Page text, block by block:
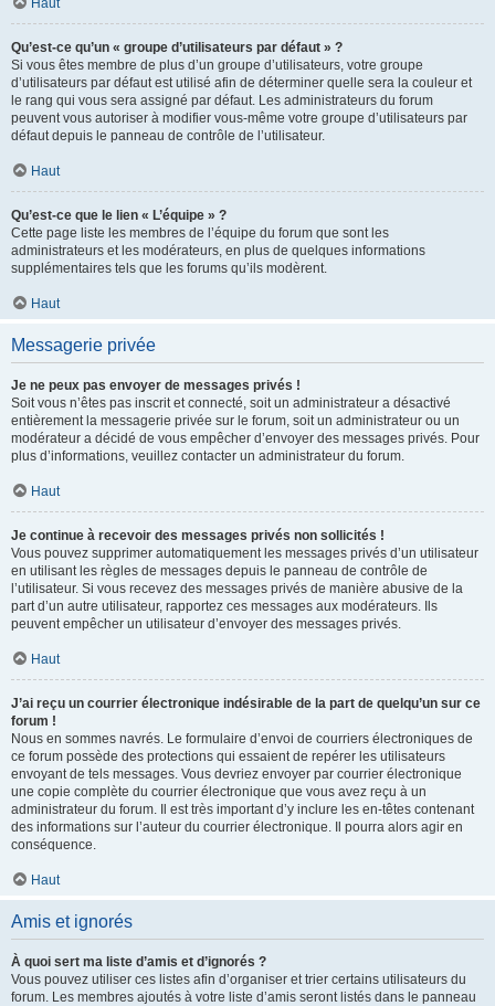
Haut
Qu’est-ce qu’un « groupe d’utilisateurs par défaut » ?
Si vous êtes membre de plus d’un groupe d’utilisateurs, votre groupe
d’utilisateurs par défaut est utilisé afin de déterminer quelle sera la couleur et
le rang qui vous sera assigné par défaut. Les administrateurs du forum
peuvent vous autoriser à modifier vous-même votre groupe d’utilisateurs par
défaut depuis le panneau de contrôle de l’utilisateur.
Haut
Qu’est-ce que le lien « L’équipe » ?
Cette page liste les membres de l’équipe du forum que sont les
administrateurs et les modérateurs, en plus de quelques informations
supplémentaires tels que les forums qu’ils modèrent.
Haut
Messagerie privée
Je ne peux pas envoyer de messages privés !
Soit vous n’êtes pas inscrit et connecté, soit un administrateur a désactivé
entièrement la messagerie privée sur le forum, soit un administrateur ou un
modérateur a décidé de vous empêcher d’envoyer des messages privés. Pour
plus d’informations, veuillez contacter un administrateur du forum.
Haut
Je continue à recevoir des messages privés non sollicités !
Vous pouvez supprimer automatiquement les messages privés d’un utilisateur
en utilisant les règles de messages depuis le panneau de contrôle de
l’utilisateur. Si vous recevez des messages privés de manière abusive de la
part d’un autre utilisateur, rapportez ces messages aux modérateurs. Ils
peuvent empêcher un utilisateur d’envoyer des messages privés.
Haut
J’ai reçu un courrier électronique indésirable de la part de quelqu’un sur ce
forum !
Nous en sommes navrés. Le formulaire d’envoi de courriers électroniques de
ce forum possède des protections qui essaient de repérer les utilisateurs
envoyant de tels messages. Vous devriez envoyer par courrier électronique
une copie complète du courrier électronique que vous avez reçu à un
administrateur du forum. Il est très important d’y inclure les en-têtes contenant
des informations sur l’auteur du courrier électronique. Il pourra alors agir en
conséquence.
Haut
Amis et ignorés
À quoi sert ma liste d’amis et d’ignorés ?
Vous pouvez utiliser ces listes afin d’organiser et trier certains utilisateurs du
forum. Les membres ajoutés à votre liste d’amis seront listés dans le panneau